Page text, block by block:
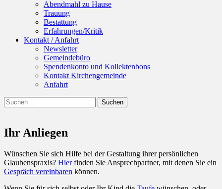
Abendmahl zu Hause
Trauung
Bestattung
Erfahrungen/Kritik
Kontakt / Anfahrt
Newsletter
Gemeindebüro
Spendenkonto und Kollektenbons
Kontakt Kirchengemeinde
Anfahrt
Suchen
Suchen
nach:
Ihr Anliegen
Wünschen Sie sich Hilfe bei der Gestaltung ihrer persönlichen
Glaubenspraxis? Hierfinden Sie Ansprechpartner, mit denen Sie ein
Gespräch vereinbaren können.